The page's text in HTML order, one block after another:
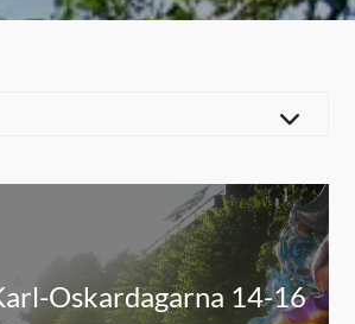
Oskardagarna 14-16